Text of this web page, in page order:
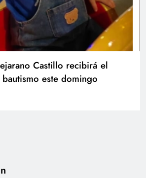
celebran el cumpleaños